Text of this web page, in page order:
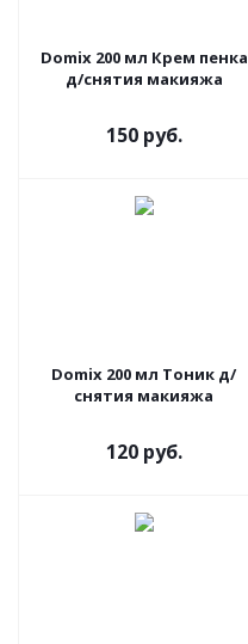
Domix 200 мл Крем пенка
д/снятия макияжа
150 руб.
Domix 200 мл Тоник д/
снятия макияжа
120 руб.